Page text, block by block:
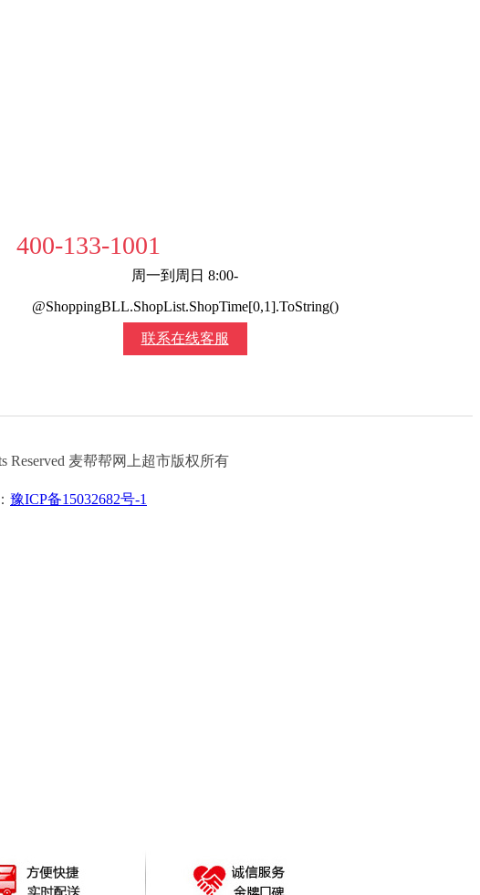
400-133-1001
周一到周日 8:00-
@ShoppingBLL.ShopList.ShopTime[0,1].ToString()
联系在线客服
Reserved 麦帮帮网上超市版权所有
豫ICP备15032682号-1